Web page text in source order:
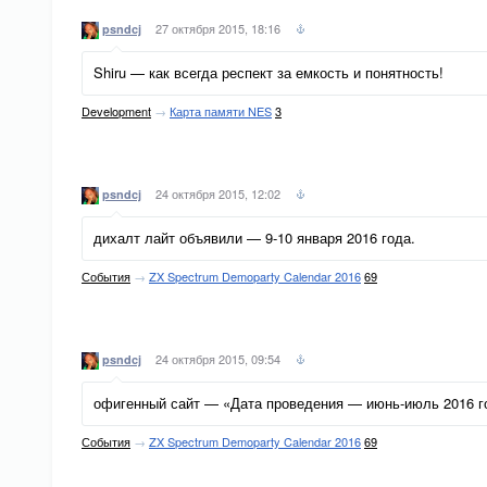
psndcj 27 октября 2015, 18:16
Shiru — как всегда респект за емкость и понятность!
Development → Карта памяти NES3
psndcj 24 октября 2015, 12:02
дихалт лайт объявили — 9-10 января 2016 года.
События → ZX Spectrum Demoparty Calendar 201669
psndcj 24 октября 2015, 09:54
офигенный сайт — «Дата проведения — июнь-июль 2016
События → ZX Spectrum Demoparty Calendar 201669